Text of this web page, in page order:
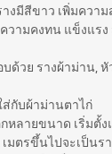
งมีสีขาว เพิ่มความ
วามคงทน แข็งแร
บด้วย รางผ้าม่าน,
ส่กับผ้าม่านตาไก่
กหลายขนาด เริ่มตั้
มตรขึ้นไปจะเป็นร